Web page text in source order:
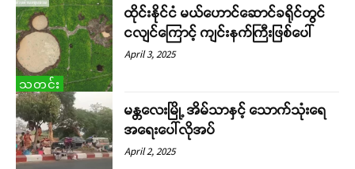
သတင်း
ထိုင်းနိုင်ငံ မယ်ဟောင်ဆောင်ခရိုင်တွင်
ငလျင်ကြောင့် ကျင်းနက်ကြီးဖြစ်ပေါ်
April 3, 2025
မန္တလေးမြို့ အိမ်သာနှင့် သောက်သုံးရေ
အရေးပေါ်လိုအပ်
April 2, 2025